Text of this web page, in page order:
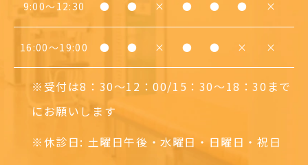
9:00〜12:30 ● ● × ● ● ● ×
16:00〜19:00 ● ● × ● ● × ×
※受付は8：30～12：00/15：30～18：30まで
にお願いします
※休診日: 土曜日午後・水曜日・日曜日・祝日